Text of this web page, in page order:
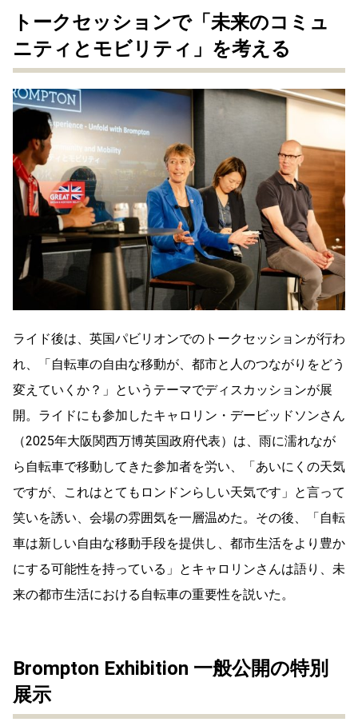
トークセッションで「未来のコミュ
ニティとモビリティ」を考える
ライド後は、英国パビリオンでのトークセッションが行わ
れ、「自転車の自由な移動が、都市と人のつながりをどう
変えていくか？」というテーマでディスカッションが展
開。ライドにも参加したキャロリン・デービッドソンさん
（2025年大阪関西万博英国政府代表）は、雨に濡れなが
ら自転車で移動してきた参加者を労い、「あいにくの天気
ですが、これはとてもロンドンらしい天気です」と言って
笑いを誘い、会場の雰囲気を一層温めた。その後、「自転
車は新しい自由な移動手段を提供し、都市生活をより豊か
にする可能性を持っている」とキャロリンさんは語り、未
来の都市生活における自転車の重要性を説いた。
Brompton Exhibition 一般公開の特別
展示